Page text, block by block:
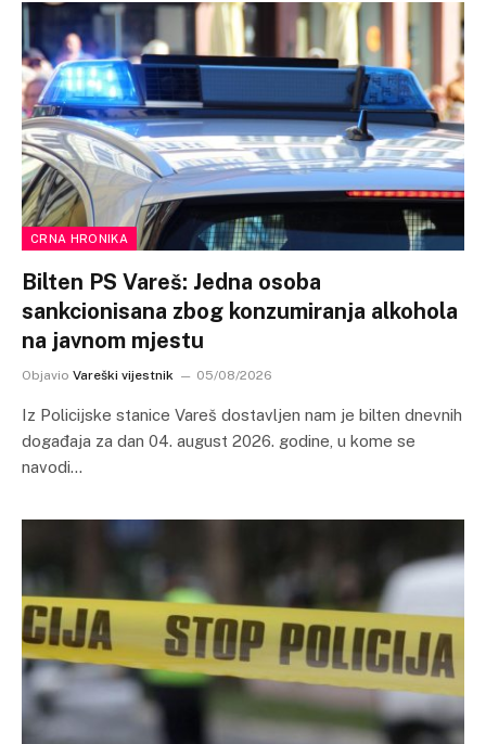
CRNA HRONIKA
Bilten PS Vareš: Jedna osoba
sankcionisana zbog konzumiranja alkohola
na javnom mjestu
Objavio Vareški vijestnik 05/08/2026
Iz Policijske stanice Vareš dostavljen nam je bilten dnevnih
događaja za dan 04. august 2026. godine, u kome se
navodi…